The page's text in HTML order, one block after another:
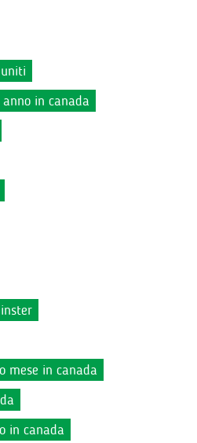
in canada
mese in canada
in canada